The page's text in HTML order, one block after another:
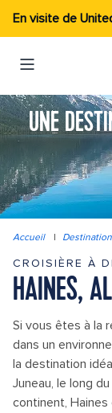
En visite de
UNE
Accueil |
CROISIÈRE À
HAINES,
Si vous êtes à la
dans un
la destination
Juneau, le long
continent,